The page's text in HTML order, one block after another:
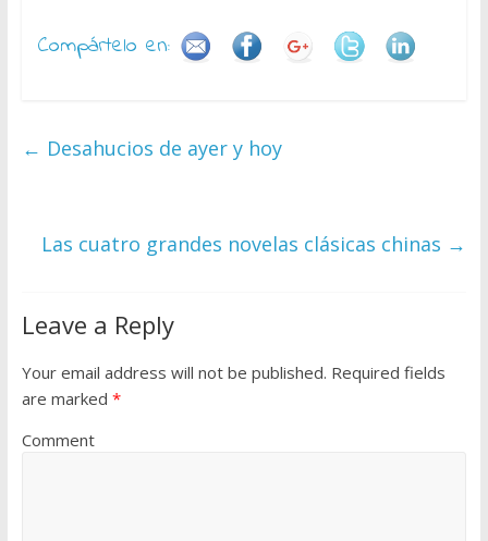
Compártelo en:
← Desahucios de ayer y hoy
Las cuatro grandes novelas clásicas chinas →
Leave a Reply
Your email address will not be published. Required fields
are marked *
Comment